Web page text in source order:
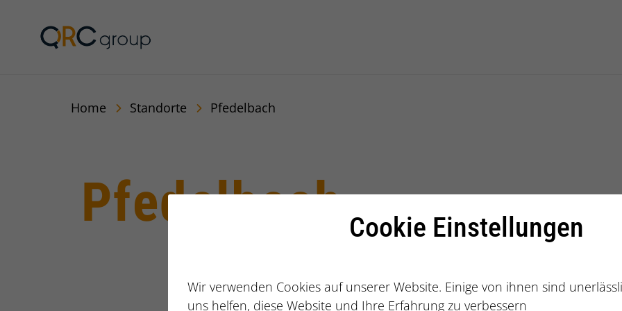
Home Standorte Pfedelbach
Pfedelbach Cookie Einstellungen
Wir verwenden Cookies auf unserer Website. Einige von ihnen sind
uns helfen, diese Website und Ihre Erfahrung zu verbessern